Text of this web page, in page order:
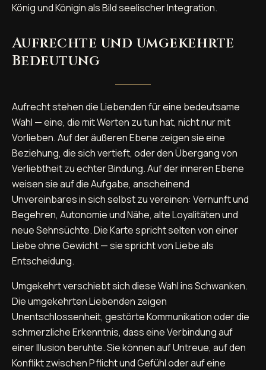
König und Königin als Bild seelischer Integration.
Aufrechte und umgekehrte
Bedeutung
Aufrecht stehen die Liebenden für eine bedeutsame
Wahl — eine, die mit Werten zu tun hat, nicht nur mit
Vorlieben. Auf der äußeren Ebene zeigen sie eine
Beziehung, die sich vertieft, oder den Übergang von
Verliebtheit zu echter Bindung. Auf der inneren Ebene
weisen sie auf die Aufgabe, anscheinend
Unvereinbares in sich selbst zu vereinen: Vernunft und
Begehren, Autonomie und Nähe, alte Loyalitäten und
neue Sehnsüchte. Die Karte spricht selten von einer
Liebe ohne Gewicht — sie spricht von Liebe als
Entscheidung.
Umgekehrt verschiebt sich diese Wahl ins Schwanken.
Die umgekehrten Liebenden zeigen
Unentschlossenheit, gestörte Kommunikation oder die
schmerzliche Erkenntnis, dass eine Verbindung auf
einer Illusion beruhte. Sie können auf Untreue, auf den
Konflikt zwischen Pflicht und Gefühl oder auf eine